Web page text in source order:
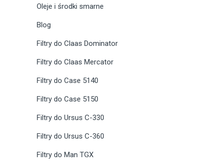
Oleje i środki smarne
Blog
Filtry do Claas Dominator
Filtry do Claas Mercator
Filtry do Case 5140
Filtry do Case 5150
Filtry do Ursus C-330
Filtry do Ursus C-360
Filtry do Man TGX